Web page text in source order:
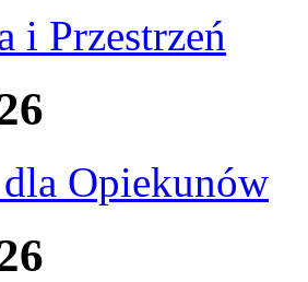
i Przestrzeń
Opiekunów